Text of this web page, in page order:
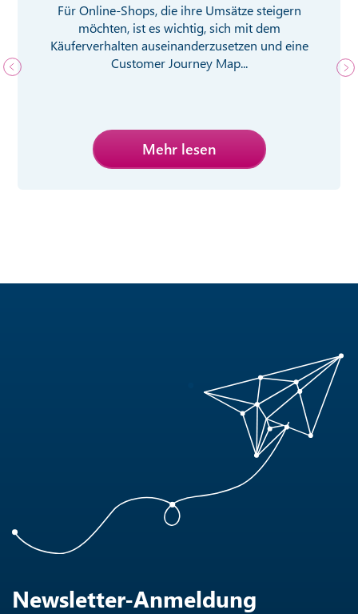
Für Online-Shops, die ihre Umsätze steigern
möchten, ist es wichtig, sich mit dem
Käuferverhalten auseinanderzusetzen und eine
Customer Journey Map...
Mehr lesen
Newsletter-Anmeldung